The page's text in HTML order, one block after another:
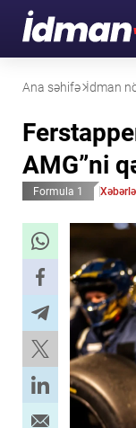
Ana səhifə İdman
AMG”ni
Formula 1